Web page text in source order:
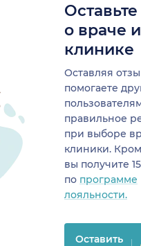
о враче
клинике
Оставляя
помогаете
правильное
при выборе
клиники.
вы получите
по программе
лояльности.
Оставить